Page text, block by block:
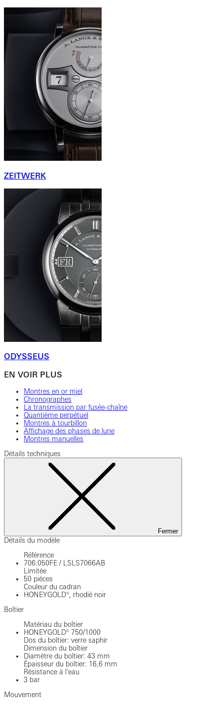
ZEITWERK
ODYSSEUS
EN VOIR PLUS
Montres en or miel
Chronographes
La transmission par fusée-chaîne
Quantième perpétuel
Montres à tourbillon
Affichage des phases de lune
Montres manuelles
Détails techniques
Fermer
Détails du modèle
Référence
706.050FE /
LSLS7066AB
Limitée
50 pièces
Couleur du cadran
HONEYGOLD®, rhodié noir
Boîtier
Matériau du boîtier
HONEYGOLD® 750/1000
Dos du boîtier: verre saphir
Dimension du boîtier
Diamètre du boîtier: 43 mm
Épaisseur du boîtier: 16,6 mm
Résistance à l'eau
3 bar
Mouvement